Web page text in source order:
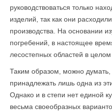
руководствоваться только
изделий, так как они
производства. На основании
погребений, в настоящее
лесостепных областей в целом
Таким образом, можно
принадлежать лишь одна из
Однако и в степи нет единой
весьма своеобразных